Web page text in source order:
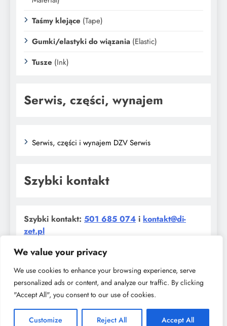
We value your privacy
We use cookies to enhance your browsing experience, serve
personalized ads or content, and analyze our traffic. By clicking
"Accept All", you consent to our use of cookies.
Customize Reject All Accept All
Taśmy klejące (Tape)
Gumki/elastyki do wiązania (Elastic)
Tusze (Ink)
Serwis, części, wynajem
Serwis, części i wynajem DZV Serwis
Szybki kontakt
​Szybki kontakt: 501 685 074 i kontakt@di-
zet.pl
2026. Powered ByBlazeThemes.